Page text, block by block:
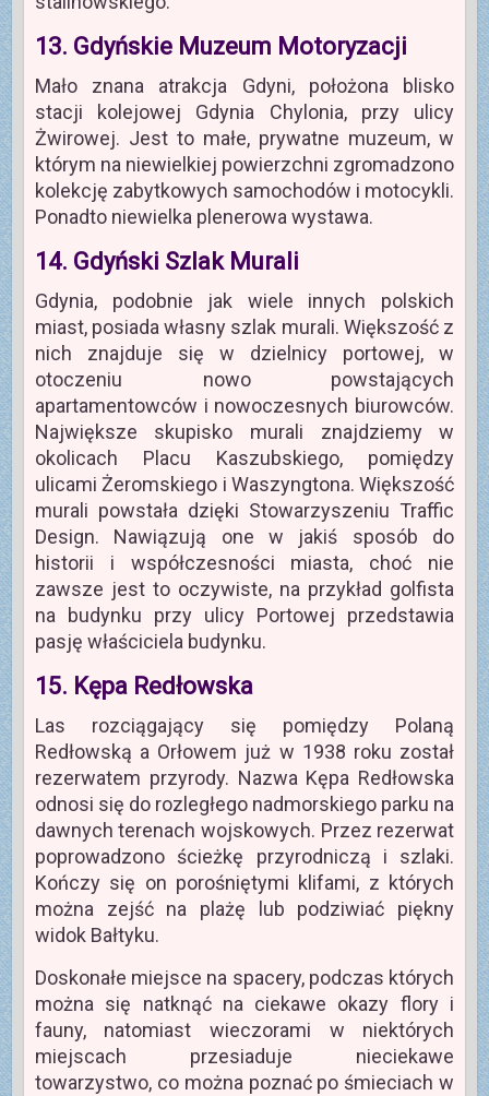
13. Gdyńskie Muzeum Motoryzacji
Mało znana atrakcja Gdyni, położona blisko
stacji kolejowej Gdynia Chylonia, przy ulicy
Żwirowej. Jest to małe, prywatne muzeum, w
którym na niewielkiej powierzchni zgromadzono
kolekcję zabytkowych samochodów i motocykli.
Ponadto niewielka plenerowa wystawa.
14. Gdyński Szlak Murali
Gdynia, podobnie jak wiele innych polskich
miast, posiada własny szlak murali. Większość z
nich znajduje się w dzielnicy portowej, w
otoczeniu nowo powstających
apartamentowców i nowoczesnych biurowców.
Największe skupisko murali znajdziemy w
okolicach Placu Kaszubskiego, pomiędzy
ulicami Żeromskiego i Waszyngtona. Większość
murali powstała dzięki Stowarzyszeniu Traffic
Design. Nawiązują one w jakiś sposób do
historii i współczesności miasta, choć nie
zawsze jest to oczywiste, na przykład golfista
na budynku przy ulicy Portowej przedstawia
pasję właściciela budynku.
15. Kępa Redłowska
Las rozciągający się pomiędzy Polaną
Redłowską a Orłowem już w 1938 roku został
rezerwatem przyrody. Nazwa Kępa Redłowska
odnosi się do rozległego nadmorskiego parku na
dawnych terenach wojskowych. Przez rezerwat
poprowadzono ścieżkę przyrodniczą i szlaki.
Kończy się on porośniętymi klifami, z których
można zejść na plażę lub podziwiać piękny
widok Bałtyku.
Doskonałe miejsce na spacery, podczas których
można się natknąć na ciekawe okazy flory i
fauny, natomiast wieczorami w niektórych
miejscach przesiaduje nieciekawe
towarzystwo, co można poznać po śmieciach w